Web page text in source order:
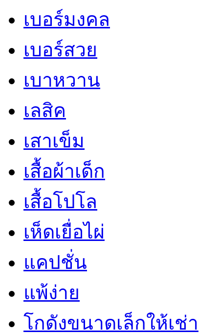
เบอร์มงคล
เบอร์สวย
เบาหวาน
เลสิค
เสาเข็ม
เสื้อผ้าเด็ก
เสื้อโปโล
เห็ดเยื่อไผ่
แคปชั่น
แพ้ง่าย
โกดังขนาดเล็กให้เช่า